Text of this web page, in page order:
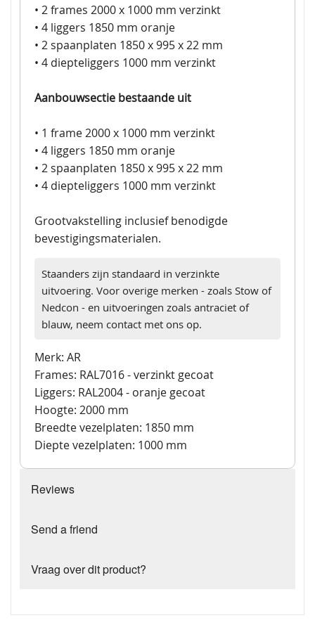
• 2 frames 2000 x 1000 mm verzinkt
• 4 liggers 1850 mm oranje
• 2 spaanplaten 1850 x 995 x 22 mm
• 4 diepteliggers 1000 mm verzinkt
Aanbouwsectie bestaande uit
• 1 frame 2000 x 1000 mm verzinkt
• 4 liggers 1850 mm oranje
• 2 spaanplaten 1850 x 995 x 22 mm
• 4 diepteliggers 1000 mm verzinkt
Grootvakstelling inclusief benodigde
bevestigingsmaterialen.
Staanders zijn standaard in verzinkte
uitvoering. Voor overige merken - zoals Stow of
Nedcon - en uitvoeringen zoals antraciet of
blauw, neem contact met ons op.
Merk: AR
Frames: RAL7016 - verzinkt gecoat
Liggers: RAL2004 - oranje gecoat
Hoogte: 2000 mm
Breedte vezelplaten: 1850 mm
Diepte vezelplaten: 1000 mm
Reviews
Send a friend
Vraag over dit product?